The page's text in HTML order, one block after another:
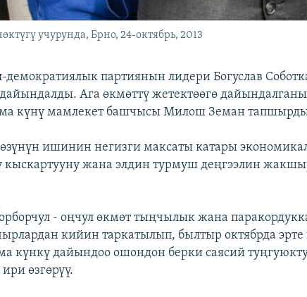
учурунда, Брно, 24-октябрь, 2013
демократиялык партиянын лидери Богуслав
Ага өкмөттү жетектөөгө
күнү мамлекет башчысы Милош Земан
ишинин негизги максаты катары
кыскартууну жана элдин турмуш деңгээлин
- оңчул өкмөт тыңчылык жана
кийин таркатылып, былтыр октябрда
күнкү дайындоо ошондон берки саясий
өзгөрүү.